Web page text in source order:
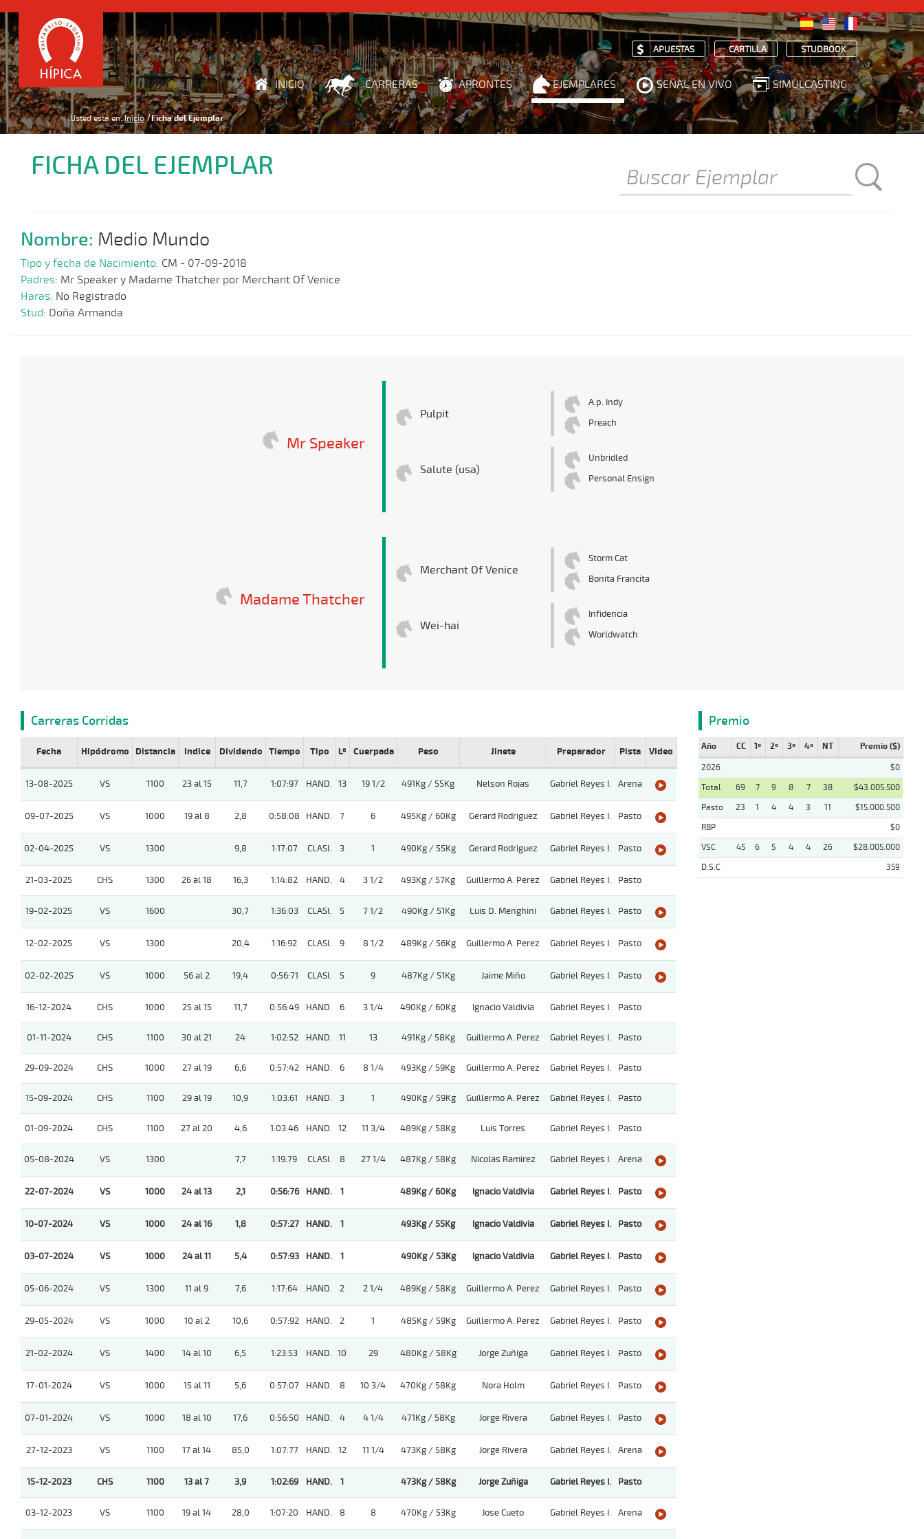
APUESTAS CARTILLA STUDBOOK
INICIO CARRERAS APRONTES EJEMPLARES SEÑAL EN VIVO SIMULCASTING
Usted está en: Inicio Ficha del Ejemplar
FICHA DEL EJEMPLAR
Nombre: Medio Mundo
Tipo y fecha de Nacimiento: CM - 07-09-2018
Padres: Mr Speaker y Madame Thatcher por Merchant Of Venice
Haras: No Registrado
Stud: Doña Armanda
Mr Speaker
Pulpit
A.p. Indy
Preach
Salute (usa)
Unbridled
Personal Ensign
Madame Thatcher
Merchant Of Venice
Storm Cat
Bonita Francita
Wei-hai
Infidencia
Worldwatch
Carreras Corridas
Fecha Hipódromo Distancia Indice Dividendo Tiempo Tipo Lº Cuerpada Peso Jinete Preparador Pista Video
13-08-2025 VS 1100 23 al 15 11,7 1:07:97 HAND. 13 19 1/2 491Kg / 55Kg Nelson Rojas Gabriel Reyes I. Arena
09-07-2025 VS 1000 19 al 8 2,8 0:58:08 HAND. 7 6 495Kg / 60Kg Gerard Rodriguez Gabriel Reyes I. Pasto
02-04-2025 VS 1300 9,8 1:17:07 CLASI. 3 1 490Kg / 55Kg Gerard Rodriguez Gabriel Reyes I. Pasto
21-03-2025 CHS 1300 26 al 18 16,3 1:14:82 HAND. 4 3 1/2 493Kg / 57Kg Guillermo A. Perez Gabriel Reyes I. Pasto
19-02-2025 VS 1600 30,7 1:36:03 CLASI. 5 7 1/2 490Kg / 51Kg Luis D. Menghini Gabriel Reyes I. Pasto
12-02-2025 VS 1300 20,4 1:16:92 CLASI. 9 8 1/2 489Kg / 56Kg Guillermo A. Perez Gabriel Reyes I. Pasto
02-02-2025 VS 1000 56 al 2 19,4 0:56:71 CLASI. 5 9 487Kg / 51Kg Jaime Miño Gabriel Reyes I. Pasto
16-12-2024 CHS 1000 25 al 15 11,7 0:56:49 HAND. 6 3 1/4 490Kg / 60Kg Ignacio Valdivia Gabriel Reyes I. Pasto
01-11-2024 CHS 1100 30 al 21 24 1:02:52 HAND. 11 13 491Kg / 58Kg Guillermo A. Perez Gabriel Reyes I. Pasto
29-09-2024 CHS 1000 27 al 19 6,6 0:57:42 HAND. 6 8 1/4 493Kg / 59Kg Guillermo A. Perez Gabriel Reyes I. Pasto
15-09-2024 CHS 1100 29 al 19 10,9 1:03:61 HAND. 3 1 490Kg / 59Kg Guillermo A. Perez Gabriel Reyes I. Pasto
01-09-2024 CHS 1100 27 al 20 4,6 1:03:46 HAND. 12 11 3/4 489Kg / 58Kg Luis Torres Gabriel Reyes I. Pasto
05-08-2024 VS 1300 7,7 1:19:79 CLASI. 8 27 1/4 487Kg / 58Kg Nicolas Ramirez Gabriel Reyes I. Arena
22-07-2024 VS 1000 24 al 13 2,1 0:56:76 HAND. 1 489Kg / 60Kg Ignacio Valdivia Gabriel Reyes I. Pasto
10-07-2024 VS 1000 24 al 16 1,8 0:57:27 HAND. 1 493Kg / 55Kg Ignacio Valdivia Gabriel Reyes I. Pasto
03-07-2024 VS 1000 24 al 11 5,4 0:57:93 HAND. 1 490Kg / 53Kg Ignacio Valdivia Gabriel Reyes I. Pasto
05-06-2024 VS 1300 11 al 9 7,6 1:17:64 HAND. 2 2 1/4 489Kg / 58Kg Guillermo A. Perez Gabriel Reyes I. Pasto
29-05-2024 VS 1000 10 al 2 10,6 0:57:92 HAND. 2 1 485Kg / 59Kg Guillermo A. Perez Gabriel Reyes I. Pasto
21-02-2024 VS 1400 14 al 10 6,5 1:23:53 HAND. 10 29 480Kg / 58Kg Jorge Zuñiga Gabriel Reyes I. Pasto
17-01-2024 VS 1000 15 al 11 5,6 0:57:07 HAND. 8 10 3/4 470Kg / 58Kg Nora Holm Gabriel Reyes I. Pasto
07-01-2024 VS 1000 18 al 10 17,6 0:56:50 HAND. 4 4 1/4 471Kg / 58Kg Jorge Rivera Gabriel Reyes I. Pasto
27-12-2023 VS 1100 17 al 14 85,0 1:07:77 HAND. 12 11 1/4 473Kg / 58Kg Jorge Rivera Gabriel Reyes I. Arena
15-12-2023 CHS 1100 13 al 7 3,9 1:02:69 HAND. 1 473Kg / 58Kg Jorge Zuñiga Gabriel Reyes I. Pasto
03-12-2023 VS 1100 19 al 14 28,0 1:07:20 HAND. 8 8 470Kg / 53Kg Jose Cueto Gabriel Reyes I. Arena
Premio
Año CC 1º 2º 3º 4º NT Premio ($)
2026
$0
Total
69 7 9 8 7 38
$43.005.500
Pasto
23 1 4 4 3 11
$15.000.500
RBP
$0
VSC
45 6 5 4 4 26
$28.005.000
D.S.C
359